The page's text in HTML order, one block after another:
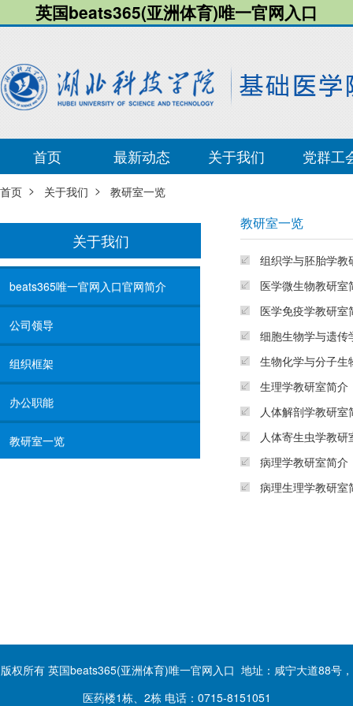
英国beats365(亚洲体育)唯一官网入口
首页 最新动态 关于我们 党群工
首页 > 关于我们 > 教研室一览
关于我们
​beats365唯一官网入口官网简介
公司领导
组织框架
办公职能
教研室一览
教研室一览
组织学与胚胎学教
医学微生物教研室
医学免疫学教研室
细胞生物学与遗传
生物化学与分子生
生理学教研室简介
人体解剖学教研室
人体寄生虫学教研
病理学教研室简介
病理生理学教研室
版权所有 英国beats365(亚洲体育)唯一官网入口 地址：咸宁大道88号，
医药楼1栋、2栋 电话：0715-8151051